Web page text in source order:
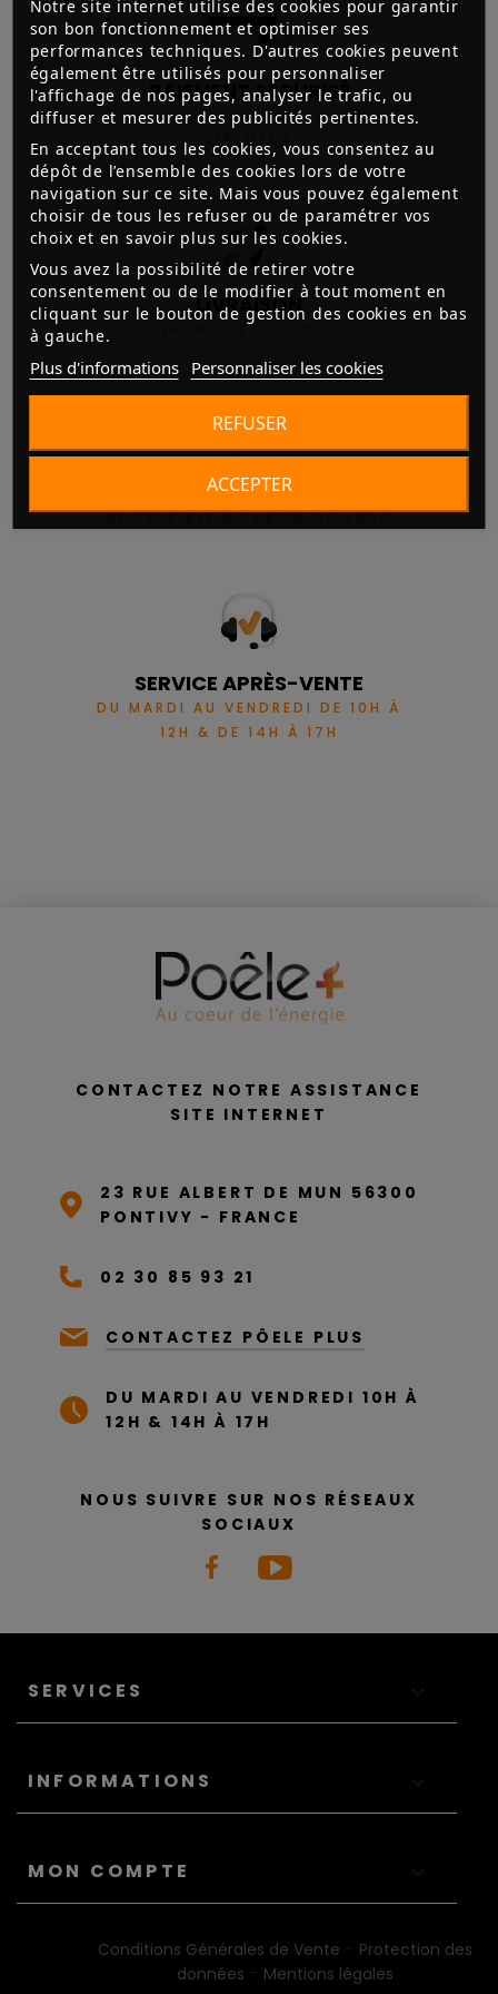
Notre site internet utilise des cookies pour garantir
son bon fonctionnement et optimiser ses
performances techniques. D'autres cookies peuvent
également être utilisés pour personnaliser
l'affichage de nos pages, analyser le trafic, ou
diffuser et mesurer des publicités pertinentes.
En acceptant tous les cookies, vous consentez au
dépôt de l’ensemble des cookies lors de votre
navigation sur ce site. Mais vous pouvez également
choisir de tous les refuser ou de paramétrer vos
choix et en savoir plus sur les cookies.
Vous avez la possibilité de retirer votre
consentement ou de le modifier à tout moment en
cliquant sur le bouton de gestion des cookies en bas
à gauche.
Plus d'informations Personnaliser les cookies
REFUSER
ACCEPTER
PAIEMENT SÉCURISÉ
3D SECURE, CHÈQUES, CB,
VIREMENT
LIVRAISON
FRANCE ET EUROPE
3X SANS FRAIS
ACCESSIBLE À PARTIR DE 300€
SERVICE APRÈS-VENTE
DU MARDI AU VENDREDI DE 10H À
12H & DE 14H À 17H
CONTACTEZ NOTRE ASSISTANCE
SITE INTERNET
23 RUE ALBERT DE MUN 56300
PONTIVY - FRANCE
02 30 85 93 21
CONTACTEZ PÔELE PLUS
DU MARDI AU VENDREDI 10H À
12H & 14H À 17H
NOUS SUIVRE SUR NOS RÉSEAUX
SOCIAUX
SERVICES
INFORMATIONS
MON COMPTE
Conditions Générales de Vente
Protection des
données
Mentions légales